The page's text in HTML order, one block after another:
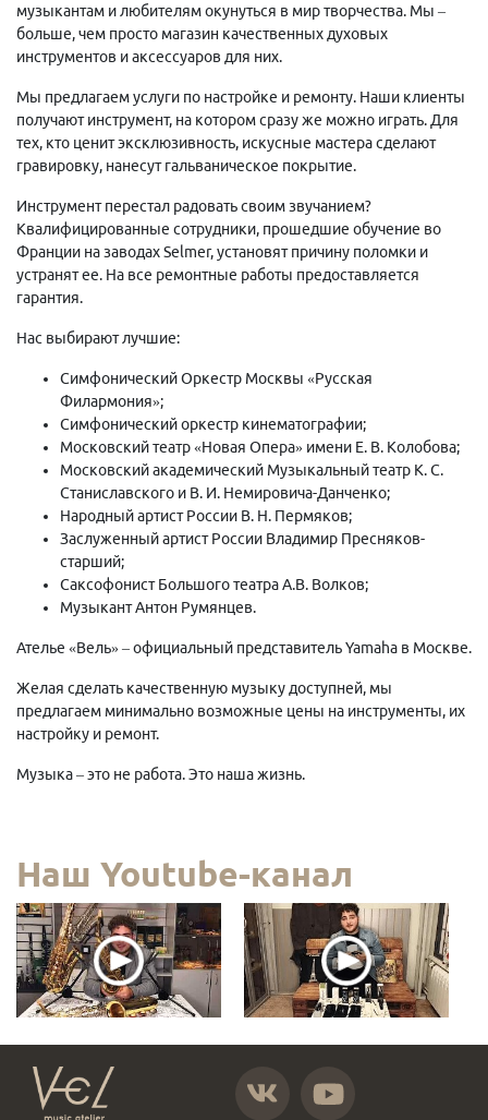
музыкантам и любителям окунуться в мир творчества. Мы –
больше, чем просто магазин качественных духовых
инструментов и аксессуаров для них.
Мы предлагаем услуги по настройке и ремонту. Наши клиенты
получают инструмент, на котором сразу же можно играть. Для
тех, кто ценит эксклюзивность, искусные мастера сделают
гравировку, нанесут гальваническое покрытие.
Инструмент перестал радовать своим звучанием?
Квалифицированные сотрудники, прошедшие обучение во
Франции на заводах Selmer, установят причину поломки и
устранят ее. На все ремонтные работы предоставляется
гарантия.
Нас выбирают лучшие:
Симфонический Оркестр Москвы «Русская
Филармония»;
Симфонический оркестр кинематографии;
Московский театр «Новая Опера» имени Е. В. Колобова;
Московский академический Музыкальный театр К. С.
Станиславского и В. И. Немировича-Данченко;
Народный артист России В. Н. Пермяков;
Заслуженный артист России Владимир Пресняков-
старший;
Саксофонист Большого театра А.В. Волков;
Музыкант Антон Румянцев.
Ателье «Вель» – официальный представитель Yamaha в Москве.
Желая сделать качественную музыку доступней, мы
предлагаем минимально возможные цены на инструменты, их
настройку и ремонт.
Музыка – это не работа. Это наша жизнь.
Наш Youtube-канал